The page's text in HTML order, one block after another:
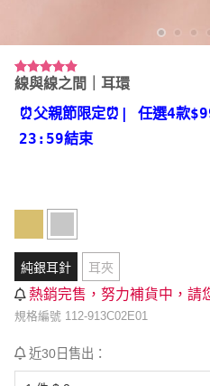
評分4.86
7
位顧客進
行評分
線與線之間｜耳環
⏰父親節限定⏰ | 任選4款
23:59結束
純銀耳針 耳夾
熱銷完售，努力補貨中，請
規格編號 112-913C02E01
近30日售出：